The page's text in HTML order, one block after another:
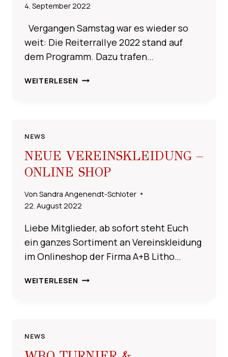
4. September 2022
Vergangen Samstag war es wieder so
weit: Die Reiterrallye 2022 stand auf
dem Programm. Dazu trafen…
WEITERLESEN REITER-
NEWS
NEUE VEREINSKLEIDUNG –
ONLINE SHOP
Von Sandra Angenendt-Schloter
22. August 2022
Liebe Mitglieder, ab sofort steht Euch
ein ganzes Sortiment an Vereinskleidung
im Onlineshop der Firma A+B Litho…
WEITERLESEN NEUE
NEWS